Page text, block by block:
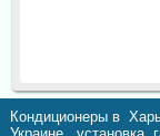
Кондиционеры в